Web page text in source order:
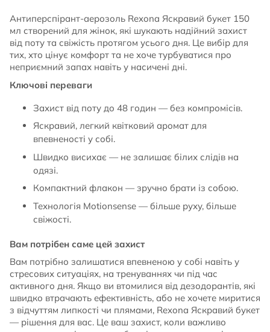
Антиперспірант-аерозоль Rexona Яскравий букет 150
мл створений для жінок, які шукають надійний захист
від поту та свіжість протягом усього дня. Це вибір для
тих, хто цінує комфорт та не хоче турбуватися про
неприємний запах навіть у насичені дні.
Ключові переваги
Захист від поту до 48 годин — без компромісів.
Яскравий, легкий квітковий аромат для
впевненості у собі.
Швидко висихає — не залишає білих слідів на
одязі.
Компактний флакон — зручно брати із собою.
Технологія Motionsense — більше руху, більше
свіжості.
Вам потрібен саме цей захист
Вам потрібно залишатися впевненою у собі навіть у
стресових ситуаціях, на тренуваннях чи під час
активного дня. Якщо ви втомилися від дезодорантів, які
швидко втрачають ефективність, або не хочете миритися
з відчуттям липкості чи плямами, Rexona Яскравий букет
— рішення для вас. Це ваш захист, коли важливо